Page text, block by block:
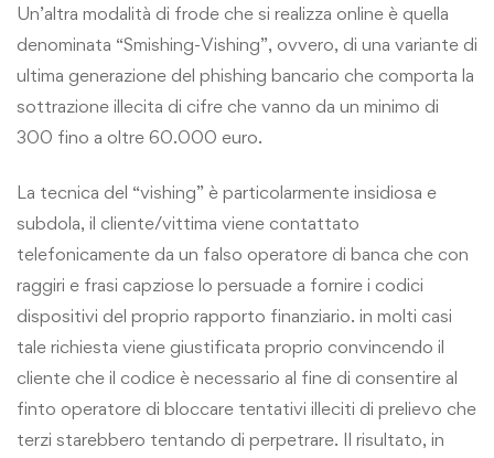
Un’altra modalità di frode che si realizza online è quella
denominata “Smishing-Vishing”, ovvero, di una variante di
ultima generazione del phishing bancario che comporta la
sottrazione illecita di cifre che vanno da un minimo di
300 fino a oltre 60.000 euro.
La tecnica del “vishing” è particolarmente insidiosa e
subdola, il cliente/vittima viene contattato
telefonicamente da un falso operatore di banca che con
raggiri e frasi capziose lo persuade a fornire i codici
dispositivi del proprio rapporto finanziario. in molti casi
tale richiesta viene giustificata proprio convincendo il
cliente che il codice è necessario al fine di consentire al
finto operatore di bloccare tentativi illeciti di prelievo che
terzi starebbero tentando di perpetrare. Il risultato, in